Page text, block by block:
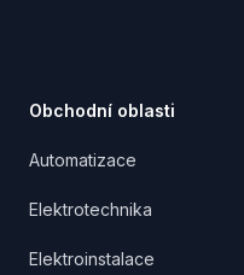
Obchodní oblasti
Automatizace
Elektrotechnika
Elektroinstalace